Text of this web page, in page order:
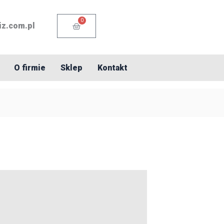
0
Cart
O firmie Sklep Kontakt